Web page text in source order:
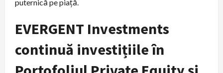
puternică pe piață.
EVERGENT Investments
continuă investițiile în